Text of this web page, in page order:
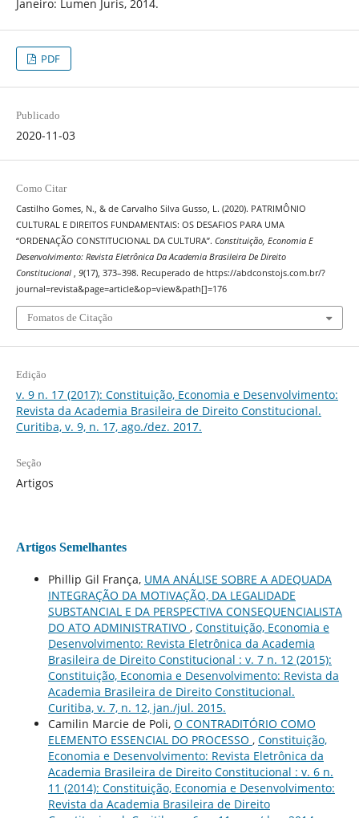
Janeiro: Lumen Juris, 2014.
PDF
Publicado
2020-11-03
Como Citar
Castilho Gomes, N., & de Carvalho Silva Gusso, L. (2020). PATRIMÔNIO
CULTURAL E DIREITOS FUNDAMENTAIS: OS DESAFIOS PARA UMA
“ORDENAÇÃO CONSTITUCIONAL DA CULTURA”. Constituição, Economia E
Desenvolvimento: Revista Eletrônica Da Academia Brasileira De Direito
Constitucional , 9(17), 373–398. Recuperado de https://abdconstojs.com.br/?
journal=revista&page=article&op=view&path[]=176
Fomatos de Citação
Edição
v. 9 n. 17 (2017): Constituição, Economia e Desenvolvimento:
Revista da Academia Brasileira de Direito Constitucional.
Curitiba, v. 9, n. 17, ago./dez. 2017.
Seção
Artigos
Artigos Semelhantes
Phillip Gil França, UMA ANÁLISE SOBRE A ADEQUADA
INTEGRAÇÃO DA MOTIVAÇÃO, DA LEGALIDADE
SUBSTANCIAL E DA PERSPECTIVA CONSEQUENCIALISTA
DO ATO ADMINISTRATIVO , Constituição, Economia e
Desenvolvimento: Revista Eletrônica da Academia
Brasileira de Direito Constitucional : v. 7 n. 12 (2015):
Constituição, Economia e Desenvolvimento: Revista da
Academia Brasileira de Direito Constitucional.
Curitiba, v. 7, n. 12, jan./jul. 2015.
Camilin Marcie de Poli, O CONTRADITÓRIO COMO
ELEMENTO ESSENCIAL DO PROCESSO , Constituição,
Economia e Desenvolvimento: Revista Eletrônica da
Academia Brasileira de Direito Constitucional : v. 6 n.
11 (2014): Constituição, Economia e Desenvolvimento:
Revista da Academia Brasileira de Direito